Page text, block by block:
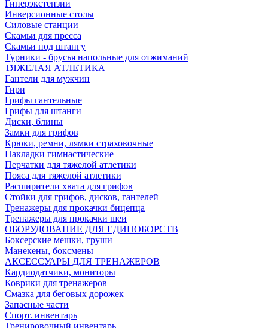
Гиперэкстензии
Инверсионные столы
Силовые станции
Скамьи для пресса
Скамьи под штангу
Турники - брусья напольные для отжиманий
ТЯЖЕЛАЯ АТЛЕТИКА
Гантели для мужчин
Гири
Грифы гантельные
Грифы для штанги
Диски, блины
Замки для грифов
Крюки, ремни, лямки страховочные
Накладки гимнастические
Перчатки для тяжелой атлетики
Пояса для тяжелой атлетики
Расширители хвата для грифов
Стойки для грифов, дисков, гантелей
Тренажеры для прокачки бицепца
Тренажеры для прокачки шеи
ОБОРУДОВАНИЕ ДЛЯ ЕДИНОБОРСТВ
Боксерские мешки, груши
Манекены, боксмены
АКСЕССУАРЫ ДЛЯ ТРЕНАЖЕРОВ
Кардиодатчики, мониторы
Коврики для тренажеров
Смазка для беговых дорожек
Запасные части
Спорт. инвентарь
Тренировочный инвентарь